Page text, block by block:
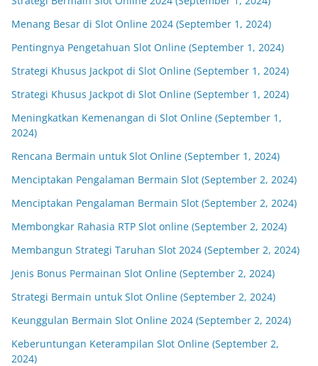
Menang Besar di Slot Online 2024 (September 1, 2024)
Pentingnya Pengetahuan Slot Online (September 1, 2024)
Strategi Khusus Jackpot di Slot Online (September 1, 2024)
Strategi Khusus Jackpot di Slot Online (September 1, 2024)
Meningkatkan Kemenangan di Slot Online (September 1,
2024)
Rencana Bermain untuk Slot Online (September 1, 2024)
Menciptakan Pengalaman Bermain Slot (September 2, 2024)
Menciptakan Pengalaman Bermain Slot (September 2, 2024)
Membongkar Rahasia RTP Slot online (September 2, 2024)
Membangun Strategi Taruhan Slot 2024 (September 2, 2024)
Jenis Bonus Permainan Slot Online (September 2, 2024)
Strategi Bermain untuk Slot Online (September 2, 2024)
Keunggulan Bermain Slot Online 2024 (September 2, 2024)
Keberuntungan Keterampilan Slot Online (September 2,
2024)